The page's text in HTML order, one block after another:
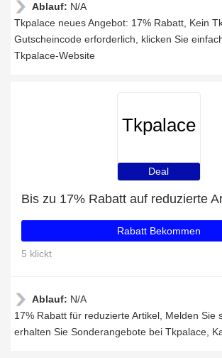
Ablauf: N/A
Tkpalace neues Angebot: 17% Rabatt, Kein
Gutscheincode erforderlich, klicken Sie
Tkpalace-Website
Tkpalace
Deal
Bis zu 17% Rabatt auf reduzierte
Rabatt Bekommen
5 klickt
Ablauf: N/A
17% Rabatt für reduzierte Artikel, Melden Sie
erhalten Sie Sonderangebote bei Tkpalace,